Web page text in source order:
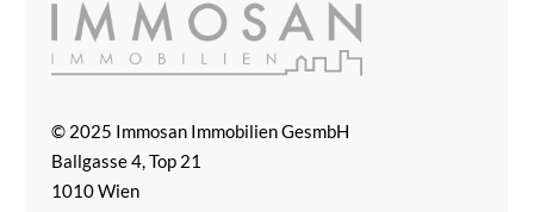
© 2025 Immosan Immobilien GesmbH
Ballgasse 4, Top 21
1010 Wien